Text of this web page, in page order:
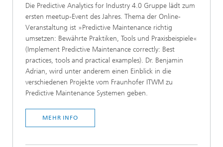
Die Predictive Analytics for Industry 4.0 Gruppe lädt zum
ersten meetup-Event des Jahres. Thema der Online-
Veranstaltung ist »Predictive Maintenance richtig
umsetzen: Bewährte Praktiken, Tools und Praxisbeispiele«
(Implement Predictive Maintenance correctly: Best
practices, tools and practical examples). Dr. Benjamin
Adrian, wird unter anderem einen Einblick in die
verschiedenen Projekte vom Fraunhofer ITWM zu
Predictive Maintenance Systemen geben.
MEHR INFO